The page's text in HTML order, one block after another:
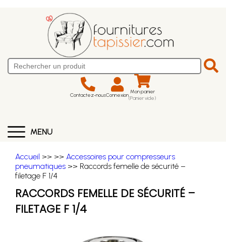
Contactez-nousConnexion Mon panier
(Panier vide)
MENU
Accueil >> >> Accessoires pour compresseurs
pneumatiques >> Raccords femelle de sécurité –
filetage F 1/4
RACCORDS FEMELLE DE SÉCURITÉ –
FILETAGE F 1/4